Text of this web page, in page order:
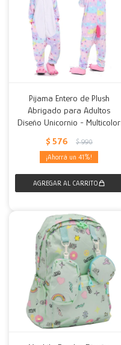
Pijama Entero de Plush
Abrigado para Adultos
Diseño Unicornio - Multicolor
$ 576 $ 990
41